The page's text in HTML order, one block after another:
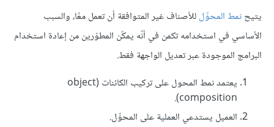
يتيحنمط المحوِّلللأصناف غير المتوافقة أن تعمل معًا، والسبب
الأساسي في استخدامه تكمن في أنّه يمكّن المطوّرين من إعادة استخدام
البرامج الموجودة عبر تعديل الواجهة فقط.
يعتمد نمط المحول على تركيب الكائنات (object
composition).
العميل يستدعي العملية على المحوِّل.